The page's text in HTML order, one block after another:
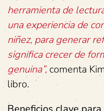
herramienta de
una experiencia de
niñez, para generar
significa crecer de
genuina”, comenta
libro.